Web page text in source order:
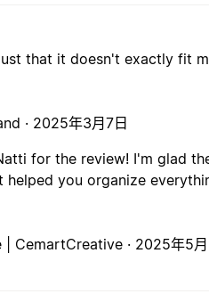
that it doesn't exactly fit
· 2025年3月7日
for the review! I'm glad
helped you organize
| CemartCreative · 2025年5月